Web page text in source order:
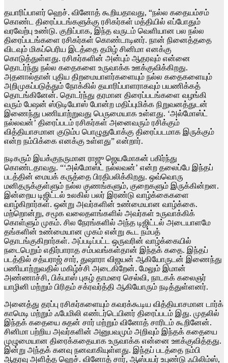
தயாரிப்பாளர் ஹெச். வினோத் கூறியதாவது, “நல்ல கதையம்சம்
கொண்ட திரைப்படங்களுக்கு ரசிகர்கள் மத்தியில் எப்போதும்
வரவேற்பு உண்டு. குறிப்பாக, இந்த வருடம் வெளியான பல நல்ல
திரைப்படங்களை ரசிகர்கள் கொண்டாடினர். நான் நினைத்ததை
விடவும் மிகப்பெரிய இடத்தை தமிழ் சினிமா எனக்கு
கொடுத்துள்ளது. ரசிகர்களின் அன்பும் ஆதரவும் என்னை
தொடர்ந்து நல்ல கதைகளை உருவாக்க ஊக்குவிக்கிறது.
அதனால்தான் புதிய திறமையாளர்களையும் நல்ல கதைகளையும்
அறிமுகப்படுத்தும் நோக்கில் தயாரிப்பாளராகவும் பயணிக்கத்
தொடங்கினேன். தொடர்ந்து தரமான திரைப்படங்களை வழங்கி
வரும் பேஷன் ஸ்டுடியோஸ் போன்ற மதிப்புமிக்க நிறுவனத்துடன்
இணைந்து பணியாற்றுவது பெருமையாக உள்ளது. ‘அல்மோஸ்ட்
நல்லவன்’ திரைப்படம் ரசிகர்கள் அனைவரும் ரசிக்கும்
வித்தியாசமான குடும்ப பொழுதுபோக்கு திரைப்படமாக இருக்கும்
என்ற நம்பிக்கை எனக்கு உள்ளது” என்றார்.
நடிகரும் இயக்குநருமான ராஜு ஜெயமோகன் பகிர்ந்து
கொண்டதாவது. “‘அல்மோஸ்ட் நல்லவன்’ என்ற தலைப்பே இந்தப்
படத்தின் மையக் கருத்தை பிரதிபலிக்கிறது. ஒவ்வொரு
மனிதருக்குள்ளும் நல்ல குணங்களும், குறைகளும் இருக்கின்றன.
இன்றைய டிஜிட்டல் உலகில் பலர் இரண்டு வாழ்க்கைகளை
வாழ்கிறார்கள். ஒன்று அவர்களின் உண்மையான வாழ்க்கை.
மற்றொன்று, சமூக வலைதளங்களில் அவர்கள் உருவாக்கிக்
கொள்ளும் முகம். சில நேரங்களில் அந்த டிஜிட்டல் அடையாளமே
தங்களின் உண்மையான முகம் என்று கூட நம்பத்
தொடங்குகிறார்கள். அப்படிப்பட்ட ஒருவரின் வாழ்க்கையில்
நடைபெறும் எதிர்பாராத சம்பவங்கள்தான் இந்தக் கதை. இந்தப்
படத்தில் சத்யராஜ் சார், துஷாரா விஜயன் ஆகியோருடன் இணைந்து
பணியாற்றுவதில் மகிழ்ச்சி அடைகிறேன். மேலும் இமான்
அண்ணாச்சி, பிக்பாஸ் புகழ் தாமரை செல்வி, நாடகக் கலைஞர்
யாழினி மற்றும் பிரிதம் சக்ரவர்த்தி ஆகியோரும் நடித்துள்ளனர்.
அனைத்து தரப்பு ரசிகர்களையும் கவரக்கூடிய வித்தியாசமான டார்க்
காமெடி மற்றும் ஃபேமிலி எண்டர்டெயினர் திரைப்படம் இது. முதலில்
இந்தக் கதையை சுதன் சார் மற்றும் வினோத் சாரிடம் கூறினேன்.
சினிமா பற்றிய அவர்களின் அனுபவமும் அறிவும் இந்தக் கதையை
முழுமையான திரைக்கதையாக உருவாக்க என்னை ஊக்குவித்தது.
இன்று அந்தக் கனவு நனவாகியுள்ளது. இந்தப் படத்தை நம்பி
ஆதரவு அளித்த ஹெச். வினோத் சார், ஆஸ்பயர் உபுண்டு ஃபிலிம்ஸ்,